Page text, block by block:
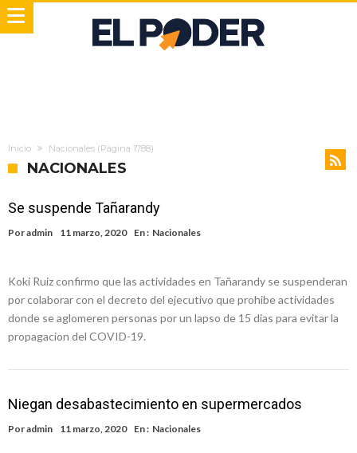
Inicio Nacionales (Página 1788)
NACIONALES
Se suspende Tañarandy
Poradmin 11 marzo, 2020 En : Nacionales
Koki Ruiz confirmo que las actividades en Tañarandy se suspenderan
por colaborar con el decreto del ejecutivo que prohibe actividades
donde se aglomeren personas por un lapso de 15 dias para evitar la
propagacion del COVID-19.
Niegan desabastecimiento en supermercados
Poradmin 11 marzo, 2020 En : Nacionales